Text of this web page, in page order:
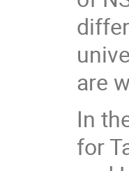
are
In
for